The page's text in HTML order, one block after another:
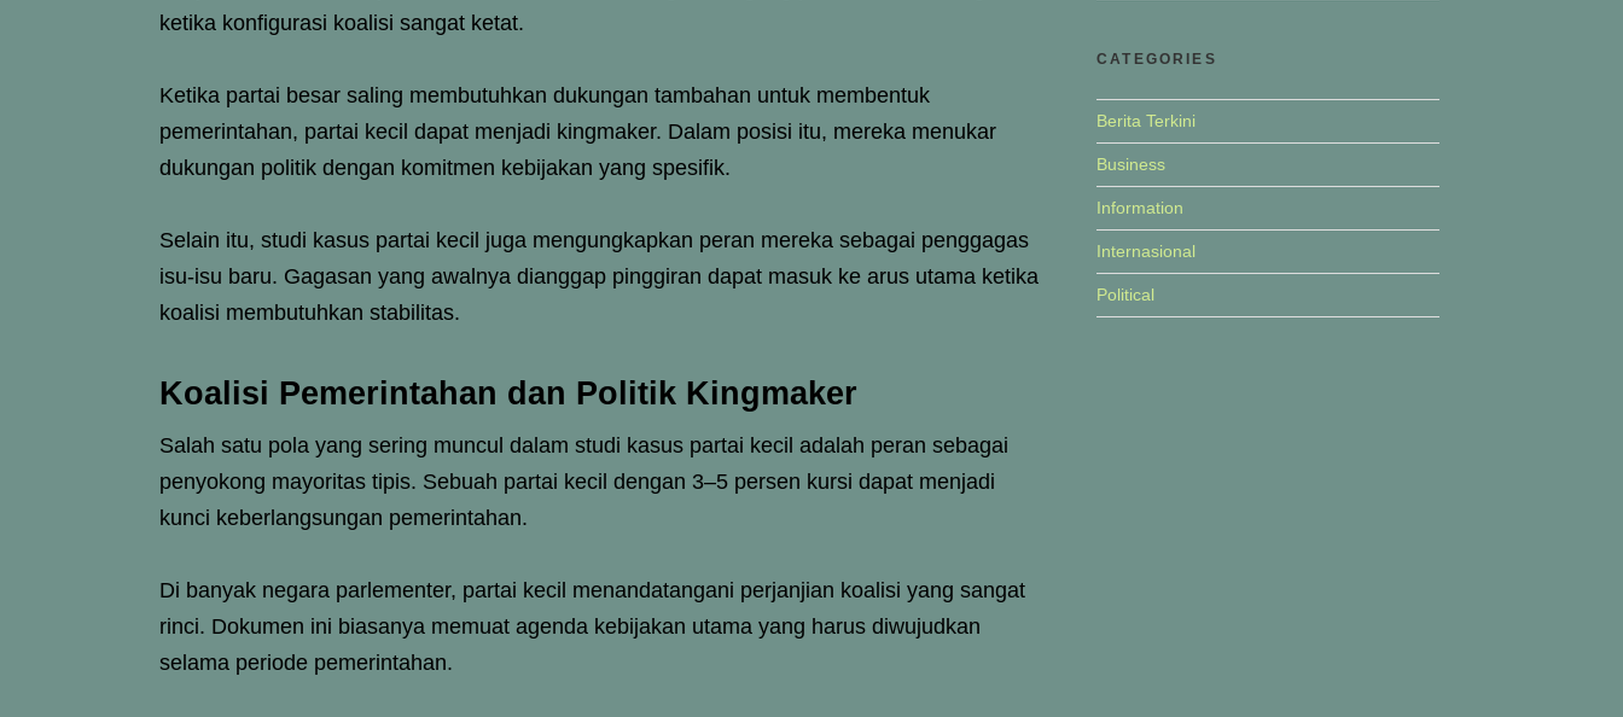
ketika konfigurasi koalisi sangat ketat.
Ketika partai besar saling membutuhkan dukungan tambahan untuk membentuk
pemerintahan, partai kecil dapat menjadi kingmaker. Dalam posisi itu, mereka menukar
dukungan politik dengan komitmen kebijakan yang spesifik.
Selain itu, studi kasus partai kecil juga mengungkapkan peran mereka sebagai penggagas
isu-isu baru. Gagasan yang awalnya dianggap pinggiran dapat masuk ke arus utama ketika
koalisi membutuhkan stabilitas.
Koalisi Pemerintahan dan Politik Kingmaker
Salah satu pola yang sering muncul dalam studi kasus partai kecil adalah peran sebagai
penyokong mayoritas tipis. Sebuah partai kecil dengan 3–5 persen kursi dapat menjadi
kunci keberlangsungan pemerintahan.
Di banyak negara parlementer, partai kecil menandatangani perjanjian koalisi yang sangat
rinci. Dokumen ini biasanya memuat agenda kebijakan utama yang harus diwujudkan
selama periode pemerintahan.
CATEGORIES
Berita Terkini
Business
Information
Internasional
Political